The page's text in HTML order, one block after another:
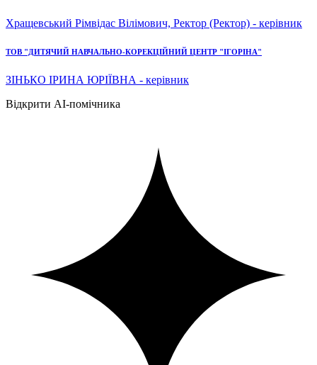
Хращевський Рімвідас Вілімович, Ректор (Ректор) - керівник
ТОВ "ДИТЯЧИЙ НАВЧАЛЬНО-КОРЕКЦІЙНИЙ ЦЕНТР "ІГОРІНА"
ЗІНЬКО ІРИНА ЮРІЇВНА - керівник
Відкрити AI-помічника